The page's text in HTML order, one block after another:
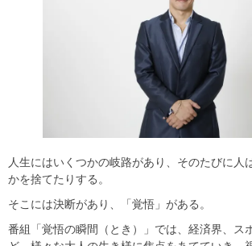
人生にはいくつかの岐路があり、そのたびに人
かを捨てたりする。
そこには決断があり、「覚悟」がある。
番組「覚悟の瞬間（とき）」では、経済界、ス